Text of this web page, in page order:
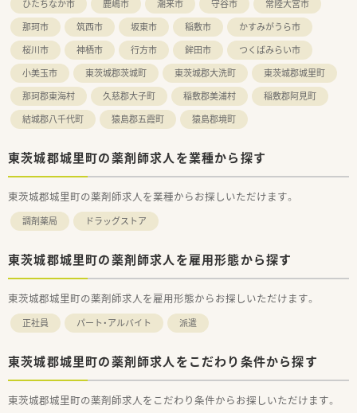
ひたちなか市 鹿嶋市 潮来市 守谷市
常陸大宮市
那珂市
筑西市 坂東市 稲敷市
かすみがうら市
桜川市
神栖市 行方市 鉾田市
つくばみらい市
小美玉市
東茨城郡茨城町 東茨城郡大洗町
東茨城郡城里町
那珂郡東海村
久慈郡大子町 稲敷郡美浦村
稲敷郡阿見町
結城郡八千代町
猿島郡五霞町 猿島郡境町
東茨城郡城里町の薬剤師求人を業種から探す
東茨城郡城里町の薬剤師求人を業種からお探しいただけます。
調剤薬局 ドラッグストア
東茨城郡城里町の薬剤師求人を雇用形態から探す
東茨城郡城里町の薬剤師求人を雇用形態からお探しいただけます。
正社員 パート・アルバイト 派遣
東茨城郡城里町の薬剤師求人をこだわり条件から探す
東茨城郡城里町の薬剤師求人をこだわり条件からお探しいただけます。